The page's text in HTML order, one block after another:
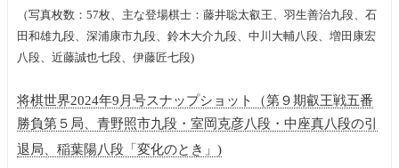
（写真枚数：57枚、主な登場棋士：藤井聡太叡王、羽生善治九段、石
田和雄九段、深浦康市九段、鈴木大介九段、中川大輔八段、増田康宏
八段、近藤誠也七段、伊藤匠七段)
将棋世界2024年9月号スナップショット（第９期叡王戦五番
勝負第５局、青野照市九段・室岡克彦八段・中座真八段の引
退局、稲葉陽八段「変化のとき」)